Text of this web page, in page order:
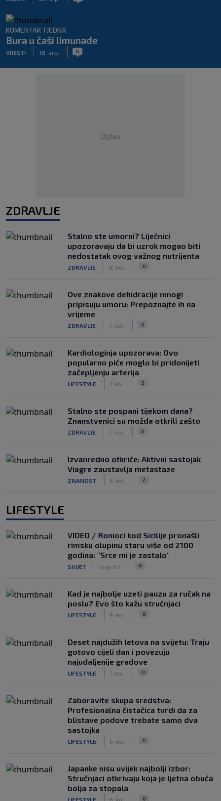
KOMENTAR TJEDNA
Bura u čaši limunade
VIJESTI
|
18. srp.
| 0
Oglas
ZDRAVLJE
Stalno ste umorni? Liječnici
upozoravaju da bi uzrok mogao biti
nedostatak ovog važnog nutrijenta
ZDRAVLJE 8. kol. 0
Ove znakove dehidracije mnogi
pripisuju umoru: Prepoznajte ih na
vrijeme
ZDRAVLJE 7. kol. 0
Kardiologinja upozorava: Ovo
popularno piće moglo bi pridonijeti
začepljenju arterija
LIFESTYLE 7. kol. 2
Stalno ste pospani tijekom dana?
Znanstvenici su možda otkrili zašto
ZDRAVLJE 7. kol. 0
Izvanredno otkriće: Aktivni sastojak
Viagre zaustavlja metastaze
ZNANOST 6. kol. 2
LIFESTYLE
VIDEO / Ronioci kod Sicilije pronašli
rimsku olupinu staru više od 2100
godina: "Srce mi je zastalo"
SVIJET prije 8 h 0
Kad je najbolje uzeti pauzu za ručak na
poslu? Evo što kažu stručnjaci
LIFESTYLE 9. kol. 0
Deset najdužih letova na svijetu: Traju
gotovo cijeli dan i povezuju
najudaljenije gradove
LIFESTYLE 7. kol. 0
Zaboravite skupa sredstva:
Profesionalna čistačica tvrdi da za
blistave podove trebate samo dva
sastojka
LIFESTYLE 6. kol. 0
Japanke nisu uvijek najbolji izbor:
Stručnjaci otkrivaju koja je ljetna obuća
bolja za stopala
LIFESTYLE 6. kol. 0